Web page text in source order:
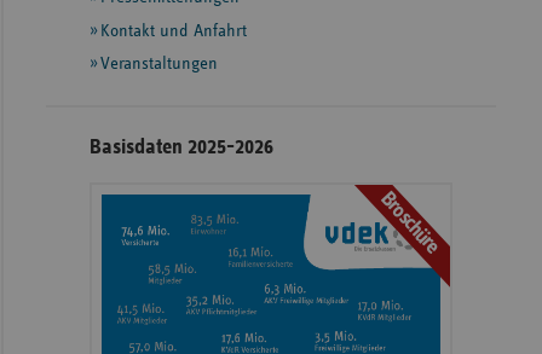
InformationenKontakt und Anfahrt
Veranstaltungen
Basisdaten 2025-2026
Broschüre